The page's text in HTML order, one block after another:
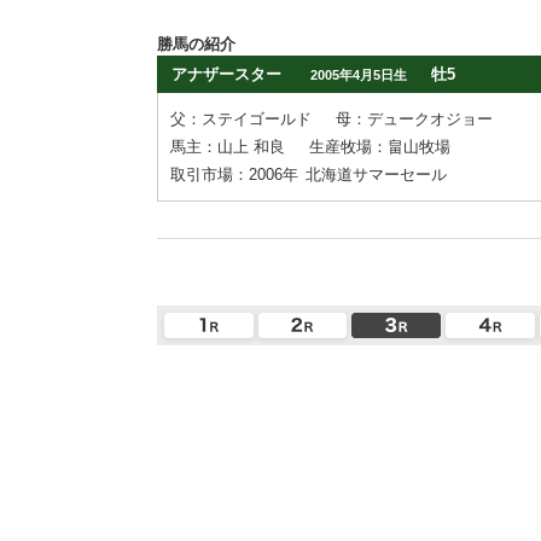
勝馬の紹介
アナザースター
2005年4月5日生 牡5
父：ステイゴールド
母：デュークオジョー
馬主：山上 和良
生産牧場：畠山牧場
取引市場：2006年 北海道サマーセール